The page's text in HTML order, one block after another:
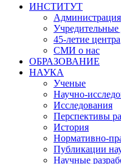
ИНСТИТУТ
Администрация
45-летие центра
СМИ о нас
ОБРАЗОВАНИЕ
НАУКА
Ученые
Научно-
Исследования
Перспективы
История
Нормативно-
Публикации
Научные